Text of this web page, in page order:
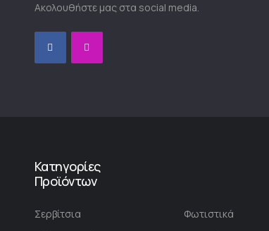
Ακολουθήστε μας στα social media.
Κατηγορίες
Προϊόντων
Σερβίτσια
Φωτιστικά